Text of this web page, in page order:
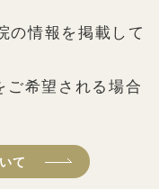
情報を掲載して
ご希望される場合
て